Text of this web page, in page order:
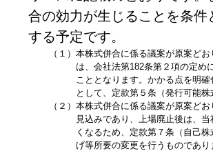
合の効力が生じることを条
する予定です。
（１） 本株式併合に係る議案が原案ど
は、会社法第182条第２項の定め
こととなります。かかる点を明
として、定款第５条（発行可能
（２） 本株式併合に係る議案が原案ど
見込みであり、上場廃止後は、
くなるため、定款第７条（自己
げ等所要の変更を行うものであり